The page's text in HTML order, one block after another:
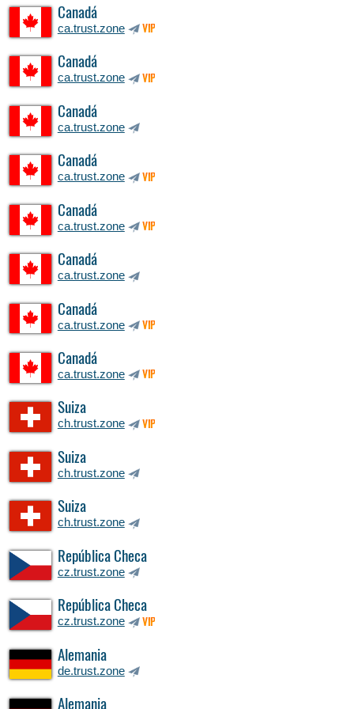
Canadá
ca.trust.zone VIP
Canadá
ca.trust.zone VIP
Canadá
ca.trust.zone
Canadá
ca.trust.zone VIP
Canadá
ca.trust.zone VIP
Canadá
ca.trust.zone
Canadá
ca.trust.zone VIP
Canadá
ca.trust.zone VIP
Suiza
ch.trust.zone VIP
Suiza
ch.trust.zone
Suiza
ch.trust.zone
República Checa
cz.trust.zone
República Checa
cz.trust.zone VIP
Alemania
de.trust.zone
Alemania